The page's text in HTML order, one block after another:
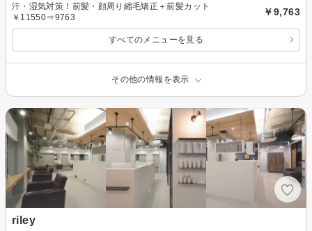
汗・湿気対策！前髪・顔周り縮毛矯正＋前髪カット
￥11550⇒9763
￥9,763
すべてのメニューを見る
その他の情報を表示
riley